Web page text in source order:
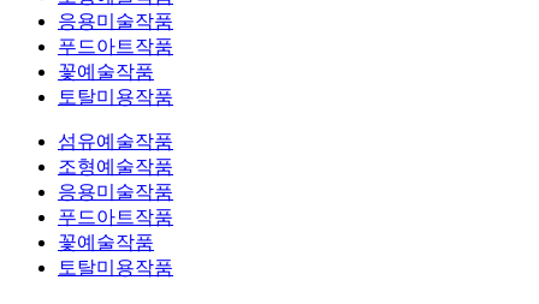
응용미술작품
푸드아트작품
꽃예술작품
토탈미용작품
섬유예술작품
조형예술작품
응용미술작품
푸드아트작품
꽃예술작품
토탈미용작품